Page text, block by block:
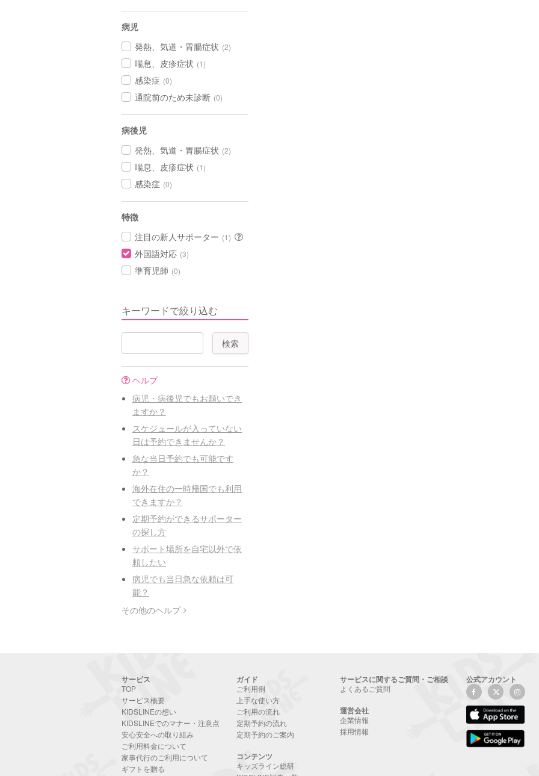
病児
発熱、気道・胃腸症状 (2)
喘息、皮疹症状 (1)
感染症 (0)
通院前のため未診断 (0)
病後児
発熱、気道・胃腸症状 (2)
喘息、皮疹症状 (1)
感染症 (0)
特徴
注目の新人サポーター (1)
外国語対応 (3)
準育児師 (0)
キーワードで絞り込む
ヘルプ
病児・病後児でもお願いでき
ますか？
スケジュールが入っていない
日は予約できませんか？
急な当日予約でも可能です
か？
海外在住の一時帰国でも利用
できますか？
定期予約ができるサポーター
の探し方
サポート場所を自宅以外で依
頼したい
病児でも当日急な依頼は可
能？
その他のヘルプ
サービス
TOP
サービス概要
KIDSLINEの想い
KIDSLINEでのマナー・注意点
安心安全への取り組み
ご利用料金について
家事代行のご利用について
ギフトを贈る
ガイド
ご利用例
上手な使い方
ご利用の流れ
定期予約の流れ
定期予約のご案内
コンテンツ
キッズライン総研
サービスに関するご質問・ご相談
よくあるご質問
運営会社
企業情報
採用情報
公式アカウント